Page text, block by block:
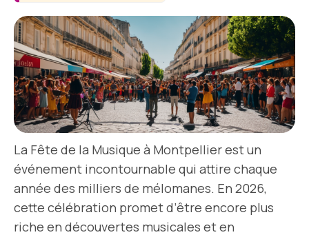
La Fête de la Musique à Montpellier est un
événement incontournable qui attire chaque
année des milliers de mélomanes. En 2026,
cette célébration promet d’être encore plus
riche en découvertes musicales et en